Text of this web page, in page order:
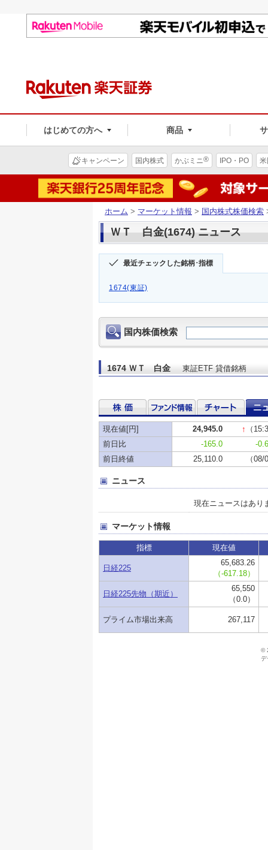
はじめての方へ 商品
キャンペーン 国内株式 かぶミニ® IPO・PO
ホーム > マーケット情報 > 国内株式株価検索
ＷＴ 白金(1674) ニュース
最近チェックした銘柄･指標
1674(東証)